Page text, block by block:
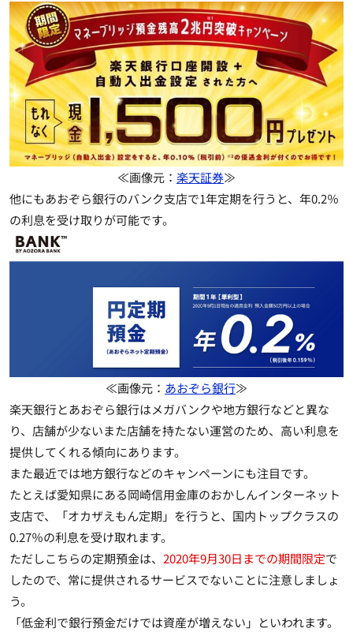
≪画像元： 楽天証券≫
他にもあおぞら銀行のバンク支店で1年定期を行うと、年0.2％
の利息を受け取りが可能です。
≪画像元： あおぞら銀行≫
楽天銀行とあおぞら銀行はメガバンクや地方銀行などと異な
り、 店舗が少ないまた店舗を持たない運営のため、高い利息を
提供してくれる傾向にあります。
また最近では地方銀行などのキャンペーンにも注目です。
たとえば愛知県にある岡崎信用金庫のおかしんインターネット
支店で、「オカザえもん定期」を行うと、国内トップクラスの
0.27％の利息を受け取れます。
ただしこちらの定期預金は、 2020年9月30日までの期間限定で
したので、常に提供されるサービスでないことに注意しましょ
う。
「低金利で銀行預金だけでは資産が増えない」といわれます。